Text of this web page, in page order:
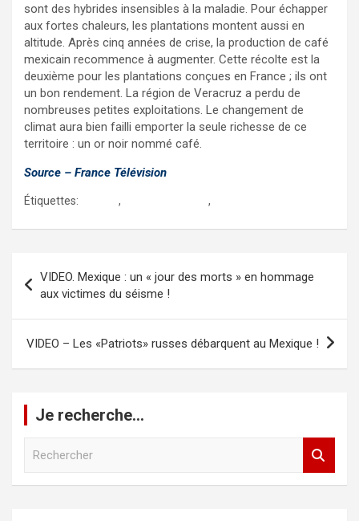
sont des hybrides insensibles à la maladie. Pour échapper
aux fortes chaleurs, les plantations montent aussi en
altitude. Après cinq années de crise, la production de café
mexicain recommence à augmenter. Cette récolte est la
deuxième pour les plantations conçues en France ; ils ont
un bon rendement. La région de Veracruz a perdu de
nombreuses petites exploitations. Le changement de
climat aura bien failli emporter la seule richesse de ce
territoire : un or noir nommé café.
Source – France Télévision
Étiquettes: , ,
de
l’article
VIDEO. Mexique : un « jour des morts » en hommage
aux victimes du séisme !
VIDEO – Les «Patriots» russes débarquent au Mexique !
Je recherche…